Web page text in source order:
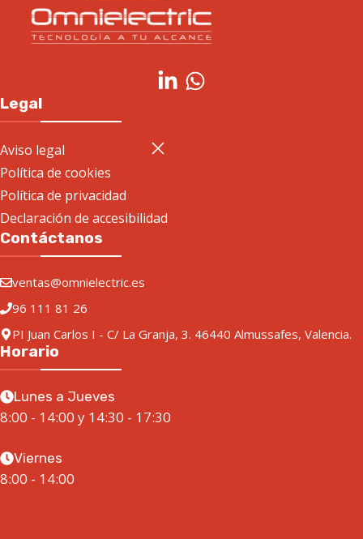
Legal
Aviso legal
Política de cookies
Política de privacidad
Declaración de accesibilidad
Contáctanos
ventas@omnielectric.es
96 111 81 26
PI Juan Carlos I - C/ La Granja, 3. 46440 Almussafes, Valencia.
Horario
Lunes a Jueves
8:00 - 14:00 y 14:30 - 17:30
Viernes
8:00 - 14:00